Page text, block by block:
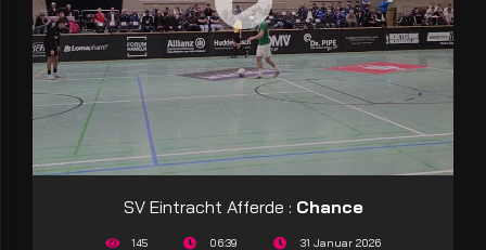
SV Eintracht Afferde : Chance
145 06:39 31 Januar 2026